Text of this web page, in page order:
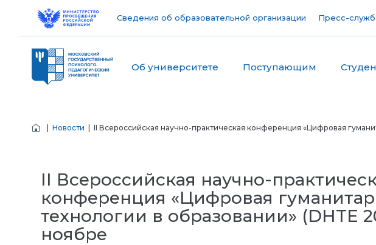
Сведения об образовательной организации Пресс-
Об университете Поступающим
Новости | II Всероссийская научно-практическая конференция «Цифровая
II Всероссийская научно-
конференция «Цифровая
технологии в образовании» (DHTE
ноябре